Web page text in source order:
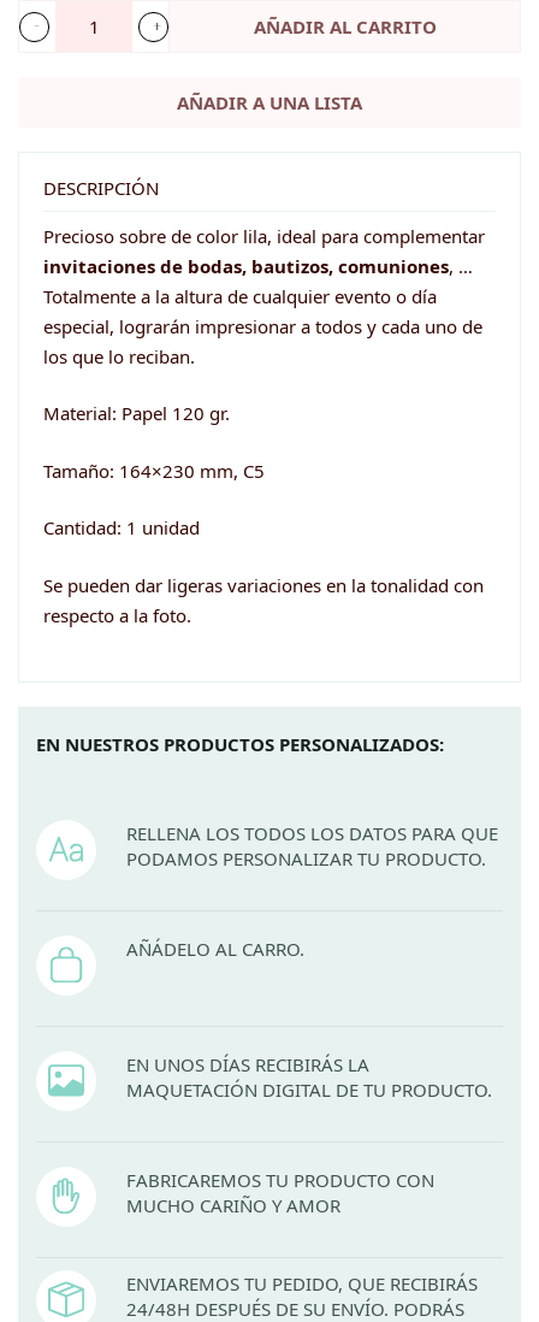
Sobre
cantidad
AÑADIR AL CARRITO
AÑADIR A UNA LISTA
DESCRIPCIÓN
Precioso sobre de color lila, ideal para complementar
invitaciones de bodas, bautizos, comuniones, …
Totalmente a la altura de cualquier evento o día
especial, lograrán impresionar a todos y cada uno de
los que lo reciban.
Material: Papel 120 gr.
Tamaño: 164×230 mm, C5
Cantidad: 1 unidad
Se pueden dar ligeras variaciones en la tonalidad con
respecto a la foto.
EN NUESTROS PRODUCTOS PERSONALIZADOS:
RELLENA LOS TODOS LOS DATOS PARA QUE
PODAMOS PERSONALIZAR TU PRODUCTO.
AÑÁDELO AL CARRO.
EN UNOS DÍAS RECIBIRÁS LA
MAQUETACIÓN DIGITAL DE TU PRODUCTO.
FABRICAREMOS TU PRODUCTO CON
MUCHO CARIÑO Y AMOR
ENVIAREMOS TU PEDIDO, QUE RECIBIRÁS
24/48H DESPUÉS DE SU ENVÍO. PODRÁS